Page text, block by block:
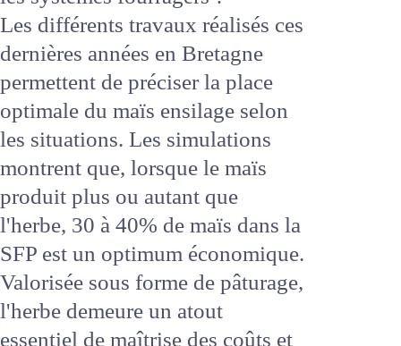
les systèmes fourragers ?
Les différents travaux réalisés
ces dernières années en
Bretagne permettent de préciser
la place optimale du maïs
ensilage selon les situations. Les
simulations montrent que,
lorsque le maïs produit plus ou
autant que l'herbe, 30 à 40% de
maïs dans la SFP est un
optimum économique. Valorisée